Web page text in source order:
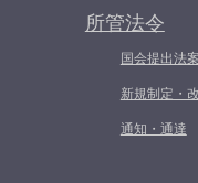
所管法令
国会提出法案
新規制定・
通知・通達